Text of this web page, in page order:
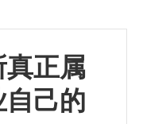
正属
己的